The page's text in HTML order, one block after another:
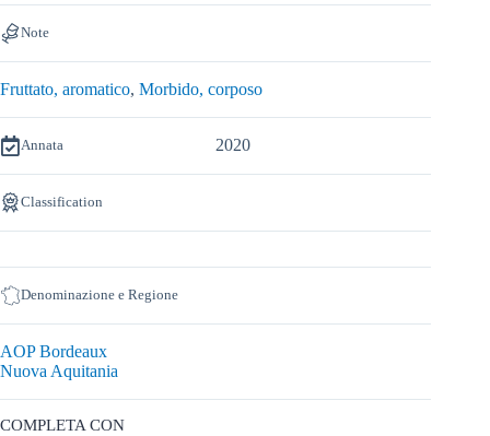
Note
Fruttato, aromatico, Morbido, corposo
Annata 2020
Classification
Denominazione e Regione
AOP Bordeaux
Nuova Aquitania
COMPLETA CON